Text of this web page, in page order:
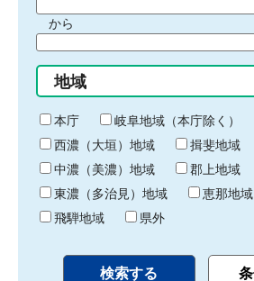
間
始
り
から
間
終
わ
り
地域
本庁
岐阜地域（本庁除く）
西濃（大垣）地域
揖斐地域
中濃（美濃）地域
郡上地域
東濃（多治見）地域
恵那地域
飛騨地域
県外